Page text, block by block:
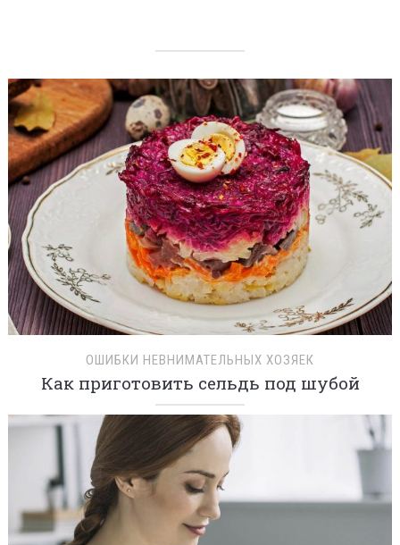
ОШИБКИ НЕВНИМАТЕЛЬНЫХ ХОЗЯЕК
Как приготовить сельдь под шубой